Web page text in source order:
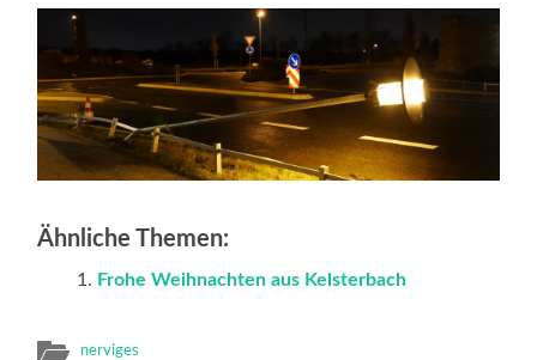
Ähnliche Themen:
Frohe Weihnachten aus Kelsterbach
nerviges